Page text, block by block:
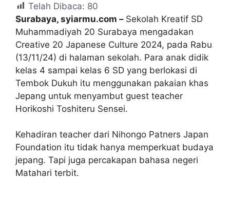
Telah Dibaca: 80
Surabaya, syiarmu.com – Sekolah Kreatif SD
Muhammadiyah 20 Surabaya mengadakan
Creative 20 Japanese Culture 2024, pada Rabu
(13/11/24) di halaman sekolah. Para anak didik
kelas 4 sampai kelas 6 SD yang berlokasi di
Tembok Dukuh itu menggunakan pakaian khas
Jepang untuk menyambut guest teacher
Horikoshi Toshiteru Sensei.
Kehadiran teacher dari Nihongo Patners Japan
Foundation itu tidak hanya memperkuat budaya
jepang. Tapi juga percakapan bahasa negeri
Matahari terbit.